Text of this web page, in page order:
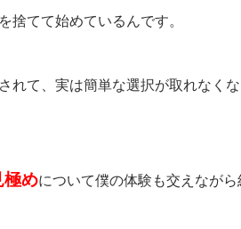
捨てて始めているんです。
れて、実は簡単な選択が取れなく
極めについて僕の体験も交えなが